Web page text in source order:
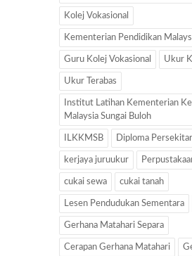
Kolej Vokasional
Kementerian Pendidikan
Guru Kolej Vokasional Ukur
Ukur Terabas
Institut Latihan Kementerian
Malaysia Sungai Buloh
ILKKMSB Diploma
kerjaya juruukur
cukai sewa cukai tanah
Lesen Pendudukan Sementara
Gerhana Matahari Separa
Cerapan Gerhana Matahari